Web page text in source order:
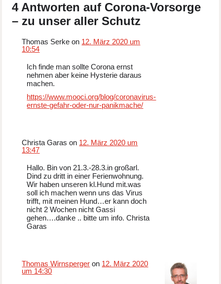
4 Antworten auf Corona-Vorsorge
– zu unser aller Schutz
Thomas Serke on 12. März 2020 um
10:54
Ich finde man sollte Corona ernst
nehmen aber keine Hysterie daraus
machen.
https://www.mooci.org/blog/coronavirus-
ernste-gefahr-oder-nur-panikmache/
Christa Garas on 12. März 2020 um
13:47
Hallo. Bin von 21.3.-28.3.in großarl.
Dind zu dritt in einer Ferienwohnung.
Wir haben unseren kl.Hund mit.was
soll ich machen wenn uns das Virus
trifft, mit meinen Hund…er kann doch
nicht 2 Wochen nicht Gassi
gehen….danke .. bitte um info. Christa
Garas
Thomas Wirnsperger on 12. März 2020
um 14:30